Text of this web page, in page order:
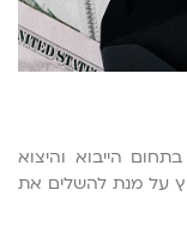
הייבוא והיצוא
על מנת להשלים את